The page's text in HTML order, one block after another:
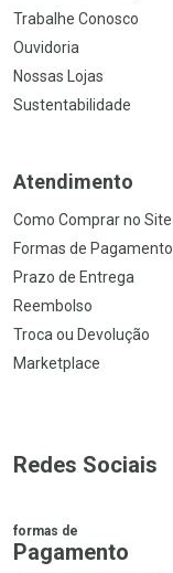
Trabalhe Conosco
Ouvidoria
Nossas Lojas
Sustentabilidade
Atendimento
Como Comprar no Site
Formas de Pagamento
Prazo de Entrega
Reembolso
Troca ou Devolução
Marketplace
Redes Sociais
formas de
Pagamento